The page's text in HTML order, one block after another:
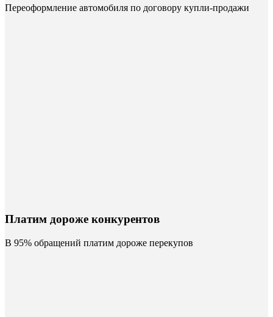
Переоформление автомобиля по договору купли-продажи
Платим дороже конкурентов
В 95% обращений платим дороже перекупов